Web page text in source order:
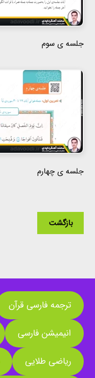
جلسه ی سوم
جلسه ی چهارم
بازگشت
ترجمه فارسی قرآن
انیمیشن فارسی
ریاضی طلایی